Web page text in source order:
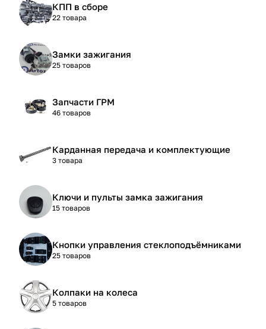
КПП в сборе
22 товара
Замки зажигания
25 товаров
Запчасти ГРМ
46 товаров
Карданная передача и комплектующие
3 товара
Ключи и пульты замка зажигания
15 товаров
Кнопки управления стеклоподъёмниками
25 товаров
Колпаки на колеса
5 товаров